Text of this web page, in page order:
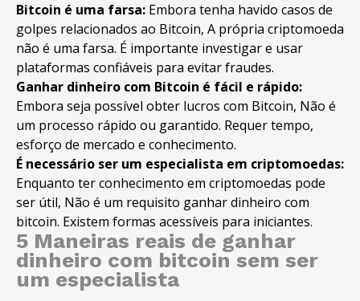
Bitcoin é uma farsa: Embora tenha havido casos de
golpes relacionados ao Bitcoin, A própria criptomoeda
não é uma farsa. É importante investigar e usar
plataformas confiáveis ​​para evitar fraudes.
Ganhar dinheiro com Bitcoin é fácil e rápido:
Embora seja possível obter lucros com Bitcoin, Não é
um processo rápido ou garantido. Requer tempo,
esforço de mercado e conhecimento.
É necessário ser um especialista em criptomoedas:
Enquanto ter conhecimento em criptomoedas pode
ser útil, Não é um requisito ganhar dinheiro com
bitcoin. Existem formas acessíveis para iniciantes.
5 Maneiras reais de ganhar
dinheiro com bitcoin sem ser
um especialista